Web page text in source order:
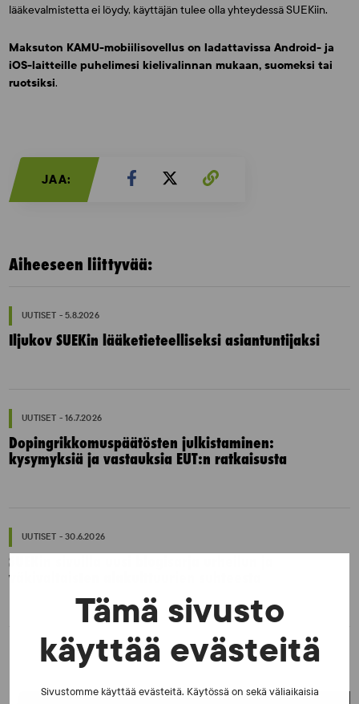
Tämä sivusto
käyttää evästeitä
Sivustomme käyttää evästeitä. Käytössä on sekä väliaikaisia
lääkevalmistetta ei löydy, käyttäjän tulee olla yhteydessä SUEKiin.
Maksuton KAMU-mobiilisovellus on ladattavissa Android- ja
iOS-laitteille puhelimesi kielivalinnan mukaan, suomeksi tai
ruotsiksi.
JAA:
Aiheeseen liittyvää:
UUTISET - 5.8.2026
Iljukov SUEKin lääketieteelliseksi asiantuntijaksi
UUTISET - 16.7.2026
Dopingrikkomuspäätösten julkistaminen:
kysymyksiä ja vastauksia EUT:n ratkaisusta
UUTISET - 30.6.2026
SUEKin sivuilla uusi blogisarja urheilun ja
väkivaltaisten alakulttuurien suhteesta